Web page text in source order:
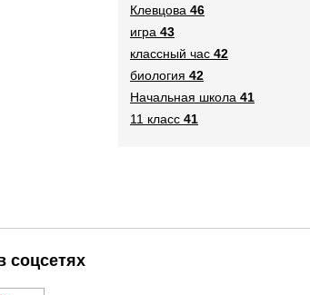
Клевцова 46
игра 43
классный час 42
биология 42
Начальная школа 41
11 класс 41
соцсетях